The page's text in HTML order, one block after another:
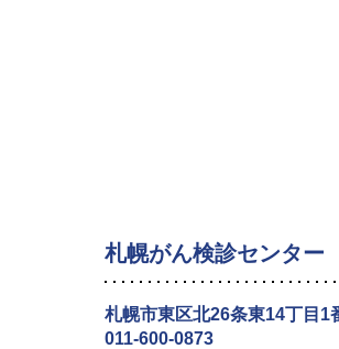
札幌がん検診センター
札幌市東区北26条東14丁目1
011-600-0873